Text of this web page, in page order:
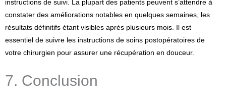
instructions de suivi. La plupart des patients peuvent s’attendre à
constater des améliorations notables en quelques semaines, les
résultats définitifs étant visibles après plusieurs mois. Il est
essentiel de suivre les instructions de soins postopératoires de
votre chirurgien pour assurer une récupération en douceur.
7. Conclusion